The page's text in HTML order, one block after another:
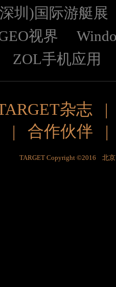
圳)国际游艇展
视界
ZOL手机应用
杂志
| 合作伙伴
TARGET Copyright ©2016 北